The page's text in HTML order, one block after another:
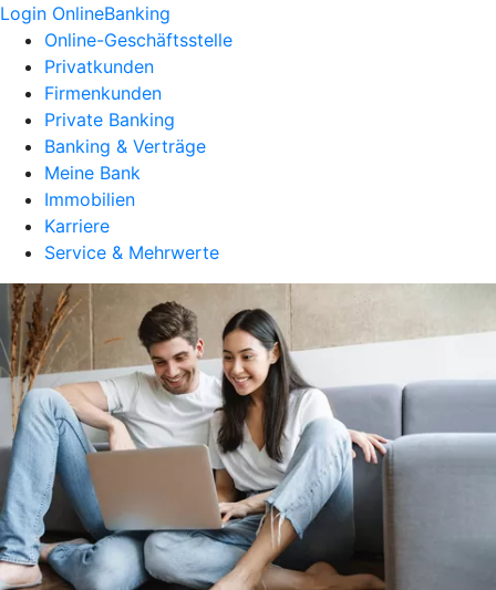
Login OnlineBanking
Online-Geschäftsstelle
Privatkunden
Firmenkunden
Private Banking
Banking & Verträge
Meine Bank
Immobilien
Karriere
Service & Mehrwerte